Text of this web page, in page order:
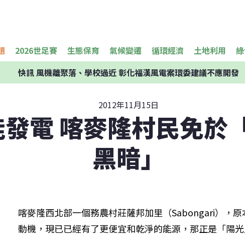
2026世足賽 生態保育 氣候變遷 循環經濟 土地利用
快訊風機離聚落、學校過近 彰化福漢風電案環委建議不應開發
2012年11月15日
電 喀麥隆村民免於
黑暗」
喀麥隆西北部一個務農村莊薩邦加里（Sabongari），
動機，現已已經有了更便宜和乾淨的能源，那正是「陽光